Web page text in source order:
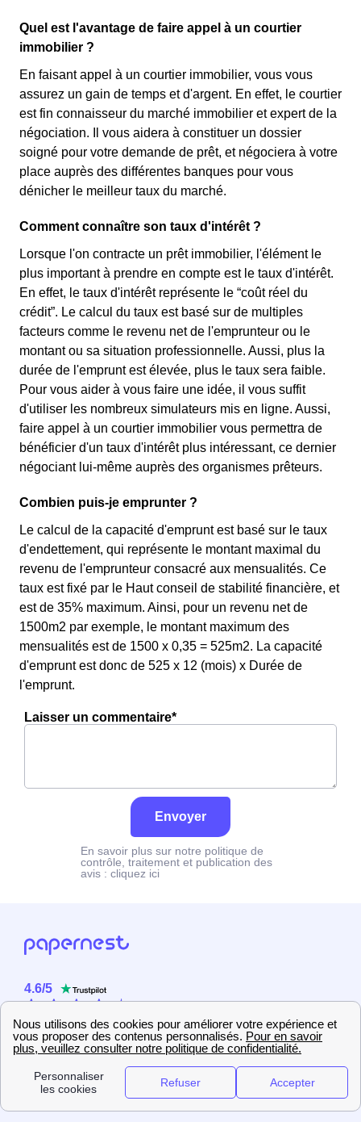
Quel est l'avantage de faire appel à un courtier
immobilier ?
En faisant appel à un courtier immobilier, vous vous
assurez un gain de temps et d'argent. En effet, le courtier
est fin connaisseur du marché immobilier et expert de la
négociation. Il vous aidera à constituer un dossier
soigné pour votre demande de prêt, et négociera à votre
place auprès des différentes banques pour vous
dénicher le meilleur taux du marché.
Comment connaître son taux d'intérêt ?
Lorsque l'on contracte un prêt immobilier, l'élément le
plus important à prendre en compte est le taux d'intérêt.
En effet, le taux d'intérêt représente le “coût réel du
crédit”. Le calcul du taux est basé sur de multiples
facteurs comme le revenu net de l'emprunteur ou le
montant ou sa situation professionnelle. Aussi, plus la
durée de l'emprunt est élevée, plus le taux sera faible.
Pour vous aider à vous faire une idée, il vous suffit
d'utiliser les nombreux simulateurs mis en ligne. Aussi,
faire appel à un courtier immobilier vous permettra de
bénéficier d'un taux d'intérêt plus intéressant, ce dernier
négociant lui-même auprès des organismes prêteurs.
Combien puis-je emprunter ?
Le calcul de la capacité d'emprunt est basé sur le taux
d'endettement, qui représente le montant maximal du
revenu de l'emprunteur consacré aux mensualités. Ce
taux est fixé par le Haut conseil de stabilité financière, et
est de 35% maximum. Ainsi, pour un revenu net de
1500m2 par exemple, le montant maximum des
mensualités est de 1500 x 0,35 = 525m2. La capacité
d'emprunt est donc de 525 x 12 (mois) x Durée de
l'emprunt.
Laisser un commentaire*
Envoyer
En savoir plus sur notre politique de
contrôle, traitement et publication des
avis : cliquez ici
4.6/5
2358 utilisateurs